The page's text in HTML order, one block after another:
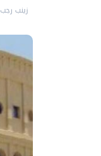
زينب رجب